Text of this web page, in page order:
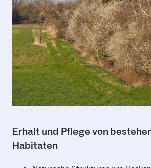
Erhalt und Pflege von
Habitaten